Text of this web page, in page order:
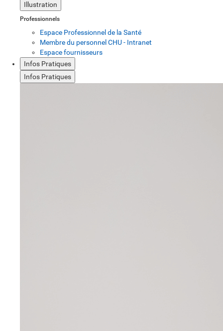
Illustration
Professionnels
Espace Professionnel de la Santé
Membre du personnel CHU - Intranet
Espace fournisseurs
Infos Pratiques
Infos Pratiques